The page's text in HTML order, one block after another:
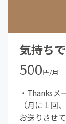
気持ち
500円/月
・Thanksメ
（月に１回
お送りさせ